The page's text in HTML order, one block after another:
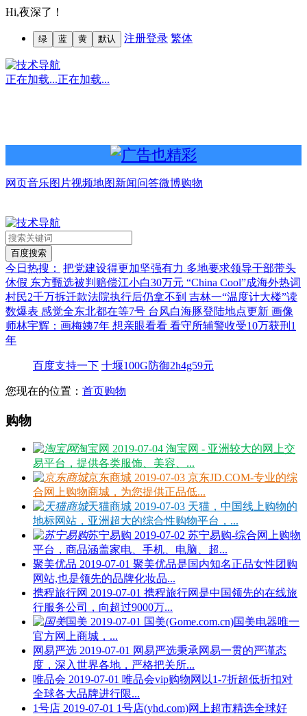
Hi,夜深了！
绿 蓝 黄 默认 注册登录 繁体
正在加载...正在加载...
网页音乐图片视频地图新闻问答微博购物
今日热搜： 把党建设得更加坚强有力 多地要求领导干部带头
休假 东方甄选被判赔偿江小白30万元 “China Cool”成海外热词
村民2千万拆迁款法院执行后仍拿不到 吉林一“温度计大楼”读
数爆表 感觉全东北都在等7号 台风白海豚登陆地点更新 画像
师林宇辉：画梅姨7年 想亲眼看看 看守所辅警收受10万获刑1
年
百度支持一下 十堰100G防御2h4g59元
您现在的位置： 首页购物
购物
淘宝网 2019-07-04 淘宝网 - 亚洲较大的网上交
易平台，提供各类服饰、美容、...
京东商城 2019-07-03 京东JD.COM-专业的综
合网上购物商城，为您提供正品低...
天猫商城 2019-07-03 天猫，中国线上购物的
地标网站，亚洲超大的综合性购物平台，...
苏宁易购 2019-07-02 苏宁易购-综合网上购物
平台，商品涵盖家电、手机、电脑、超...
聚美优品 2019-07-01 聚美优品是国内知名正品女性团购
网站,也是领先的品牌化妆品...
携程旅行网 2019-07-01 携程旅行网是中国领先的在线旅
行服务公司，向超过9000万...
国美 2019-07-01 国美(Gome.com.cn)国美电器唯一
官方网上商城，...
网易严选 2019-07-01 网易严选秉承网易一贯的严谨态
度，深入世界各地，严格把关所...
唯品会 2019-07-01 唯品会vip购物网以1-7折超低折扣对
全球各大品牌进行限...
1号店 2019-07-01 1号店(yhd.com)网上超市精选全球好